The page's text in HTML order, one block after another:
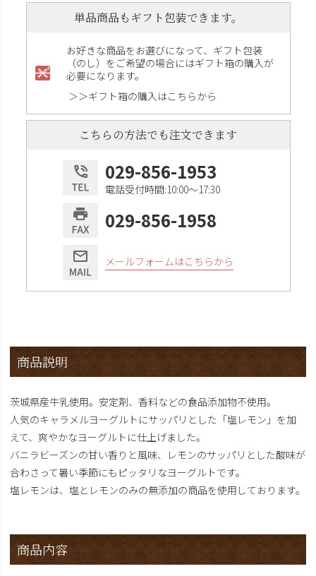
単品商品もギフト包装できます。
お好きな商品をお選びになって、ギフト包装
（のし）をご希望の場合にはギフト箱の購入が
必要になります。
＞＞ギフト箱の購入はこちらから
こちらの方法でも注文できます
029-856-1953
電話受付時間:10:00〜17:30
029-856-1958
メールフォームはこちらから
商品説明
茨城県産牛乳使用。安定剤、香料などの食品添加物不使用。
人気のキャラメルヨーグルトにサッパリとした「塩レモン」を加
えて、爽やかなヨーグルトに仕上げました。
バニラビーズンの甘い香りと風味、レモンのサッパリとした酸味が
合わさって暑い季節にもピッタリなヨーグルトです。
塩レモンは、塩とレモンのみの無添加の商品を使用しております。
商品内容